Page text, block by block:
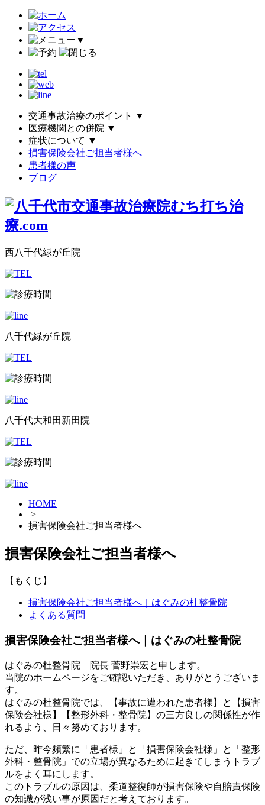
▼
交通事故治療のポイント
▼
医療機関との併院 ▼
症状について ▼
損害保険会社ご担当者様へ
患者様の声
ブログ
西八千代緑が丘院
八千代緑が丘院
八千代大和田新田院
HOME
>
損害保険会社ご担当者様へ
損害保険会社ご担当者様へ
【もくじ】
損害保険会社ご担当者様へ｜はぐみの杜整骨院
よくある質問
損害保険会社ご担当者様へ｜はぐみの杜整骨院
はぐみの杜整骨院 院長 菅野崇宏と申します。
当院のホームページをご確認いただき、ありがとうございま
す。
はぐみの杜整骨院では、【事故に遭われた患者様】と【損害
保険会社様】【整形外科・整骨院】の三方良しの関係性が作
れるよう、日々努めております。
ただ、昨今頻繁に「患者様」と「損害保険会社様」と「整形
外科・整骨院」での立場が異なるために起きてしまうトラブ
ルをよく耳にします。
このトラブルの原因は、柔道整復師が損害保険や自賠責保険
の知識が浅い事が原因だと考えております。